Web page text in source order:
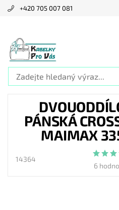
+420 705 007 081
PÁNSKÁ
MAIMAX
14364
6